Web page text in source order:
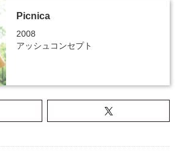
Picnica
2008
アッシュコンセプト